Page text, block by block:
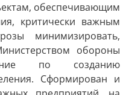
обеспечивающим
критически важным
минимизировать,
обороны
по созданию
Сформирован и